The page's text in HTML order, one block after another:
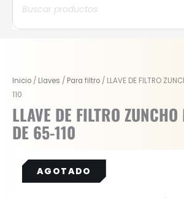
productos
Inicio / Llaves / Para filtro / LLAVE DE FILTRO
110
LLAVE DE FILTRO
DE 65-110